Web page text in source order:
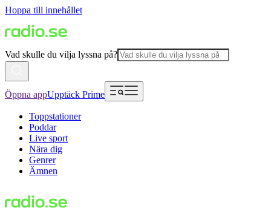
Hoppa till innehållet
Vad skulle du vilja lyssna på?
Öppna appUpptäck Prime
Toppstationer
Poddar
Live sport
Nära dig
Genrer
Ämnen